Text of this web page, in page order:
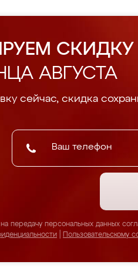
СКИДКУ
АВГУСТА
сейчас, скидка
передачу персональных данных
Пользовательскому